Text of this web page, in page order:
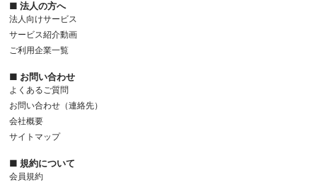
■ 法人の方へ
法人向けサービス
サービス紹介動画
ご利用企業一覧
■ お問い合わせ
よくあるご質問
お問い合わせ（連絡先）
会社概要
サイトマップ
■ 規約について
会員規約